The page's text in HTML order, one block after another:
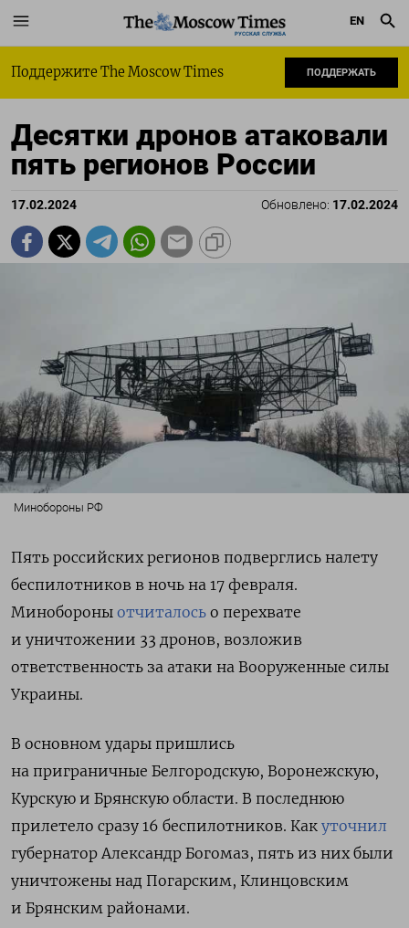
РУССКАЯ СЛУЖБА
EN
Поддержите The Moscow Times ПОДДЕРЖАТЬ
Десятки дронов атаковали
пять регионов России
17.02.2024 Обновлено: 17.02.2024
Минобороны РФ
Пять российских регионов подверглись налету
беспилотников в ночь на 17 февраля.
Минобороны отчиталось о перехвате
и уничтожении 33 дронов, возложив
ответственность за атаки на Вооруженные силы
Украины.
В основном удары пришлись
на приграничные Белгородскую, Воронежскую,
Курскую и Брянскую области. В последнюю
прилетело сразу 16 беспилотников. Как уточнил
губернатор Александр Богомаз, пять из них были
уничтожены над Погарским, Клинцовским
и Брянским районами.